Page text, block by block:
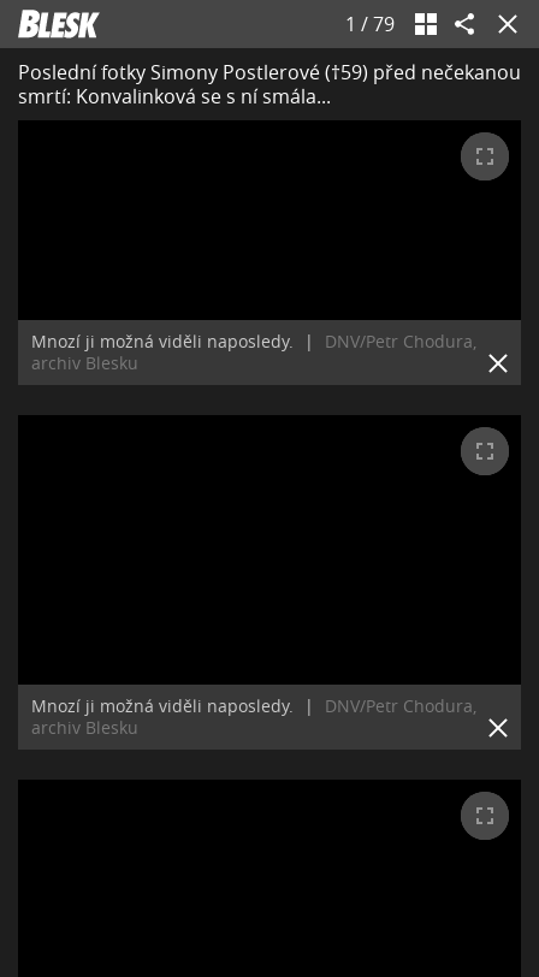
1 /79
Poslední fotky Simony Postlerové (†59) před nečekanou
smrtí: Konvalinková se s ní smála...
Mnozí ji možná viděli naposledy. |
DNV/Petr Chodura,
archiv Blesku
Mnozí ji možná viděli naposledy. |
DNV/Petr Chodura,
archiv Blesku